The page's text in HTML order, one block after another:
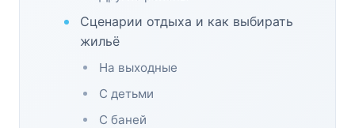
Сценарии отдыха и как выбирать
жильё
На выходные
С детьми
С баней